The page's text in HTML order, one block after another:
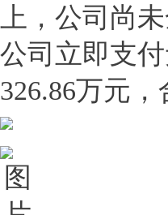
上，公司尚
公司立即支
326.86万元